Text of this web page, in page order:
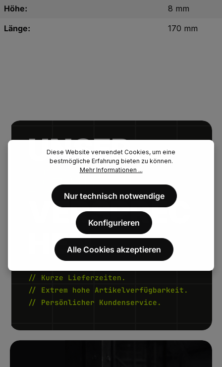
Höhe:
8 mm
Länge:
170 mm
UNSER.
FENAU.
VERSPREC
HEN.
// Kurze Lieferzeiten.
// Extrem hohe Artikelverfügbarkeit.
// Persönlicher Kundenservice.
Diese Website verwendet Cookies, um eine
bestmögliche Erfahrung bieten zu können.
Mehr Informationen ...
Nur technisch notwendige
Konfigurieren
Alle Cookies akzeptieren